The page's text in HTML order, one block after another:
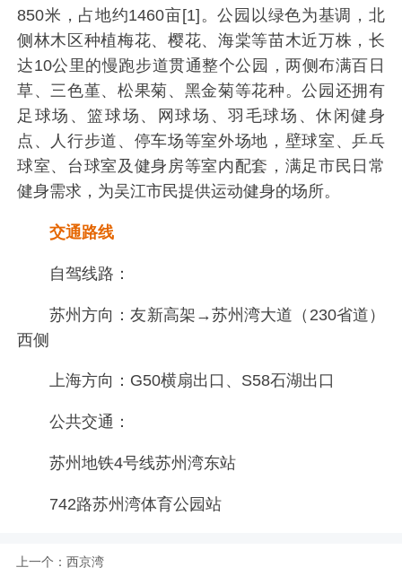
850米，占地约1460亩[1]。公园以绿色为基调，北
侧林木区种植梅花、樱花、海棠等苗木近万株，长
达10公里的慢跑步道贯通整个公园，两侧布满百日
草、三色堇、松果菊、黑金菊等花种。公园还拥有
足球场、篮球场、网球场、羽毛球场、休闲健身
点、人行步道、停车场等室外场地，壁球室、乒乓
球室、台球室及健身房等室内配套，满足市民日常
健身需求，为吴江市民提供运动健身的场所。
交通路线
自驾线路：
苏州方向：友新高架→苏州湾大道（230省道）
西侧
上海方向：G50横扇出口、S58石湖出口
公共交通：
苏州地铁4号线苏州湾东站
742路苏州湾体育公园站
上一个： 西京湾